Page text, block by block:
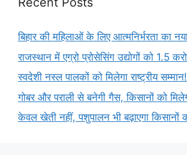
बिहार की महिलाओं के लिए आत्मनिर्भरता का
राजस्थान में एग्रो प्रोसेसिंग उद्योगों को 1.5
स्वदेशी नस्ल पालकों को मिलेगा राष्ट्रीय सम्मान!
गोबर और पराली से बनेगी गैस, किसानों को
केवल खेती नहीं, पशुपालन भी बढ़ाएगा किसानों